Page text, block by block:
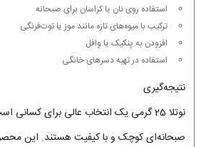
استفاده روی نان یا کراسان برای صبحانه
ترکیب با میوه‌های تازه مانند موز یا توت‌فرنگی
افزودن به پنکیک یا وافل
استفاده در تهیه دسرهای خانگی
نتیجه‌گیری
نوتلا 25 گرمی یک انتخاب عالی برای
صبحانه‌ای کوچک و با کیفیت هستند. این